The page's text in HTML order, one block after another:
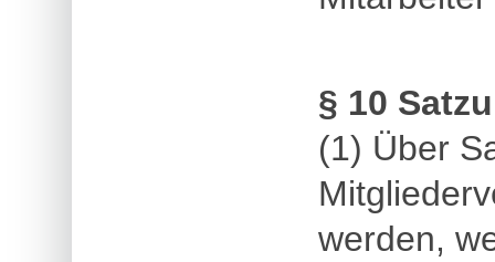
§ 10
(1) Über
werden,